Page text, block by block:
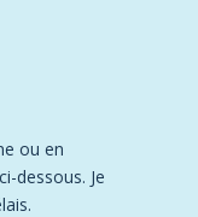
ou en
dessous. Je